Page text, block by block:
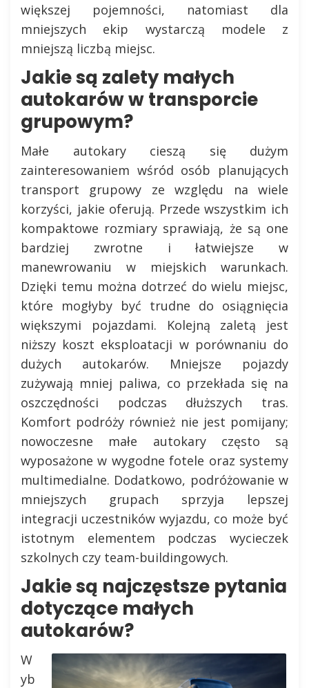
większej pojemności, natomiast dla
mniejszych ekip wystarczą modele z
mniejszą liczbą miejsc.
Jakie są zalety małych
autokarów w transporcie
grupowym?
Małe autokary cieszą się dużym
zainteresowaniem wśród osób planujących
transport grupowy ze względu na wiele
korzyści, jakie oferują. Przede wszystkim ich
kompaktowe rozmiary sprawiają, że są one
bardziej zwrotne i łatwiejsze w
manewrowaniu w miejskich warunkach.
Dzięki temu można dotrzeć do wielu miejsc,
które mogłyby być trudne do osiągnięcia
większymi pojazdami. Kolejną zaletą jest
niższy koszt eksploatacji w porównaniu do
dużych autokarów. Mniejsze pojazdy
zużywają mniej paliwa, co przekłada się na
oszczędności podczas dłuższych tras.
Komfort podróży również nie jest pomijany;
nowoczesne małe autokary często są
wyposażone w wygodne fotele oraz systemy
multimedialne. Dodatkowo, podróżowanie w
mniejszych grupach sprzyja lepszej
integracji uczestników wyjazdu, co może być
istotnym elementem podczas wycieczek
szkolnych czy team-buildingowych.
Jakie są najczęstsze pytania
dotyczące małych
autokarów?
W
yb